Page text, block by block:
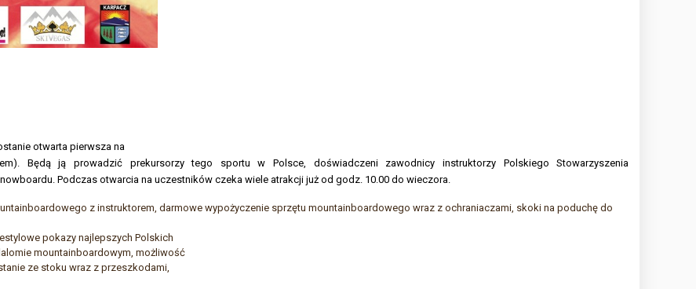
otwarta pierwsza na
Będą ją prowadzić prekursorzy tego sportu w Polsce, doświadczeni zawodnicy instruktorzy Polskiego Stowarzyszenia
Podczas otwarcia na uczestników czeka wiele atrakcji już od godz. 10.00 do wieczora.
z instruktorem, darmowe wypożyczenie sprzętu mountainboardowego wraz z ochraniaczami, skoki na poduchę do
pokazy najlepszych Polskich
mountainboardowym, możliwość
ze stoku wraz z przeszkodami,